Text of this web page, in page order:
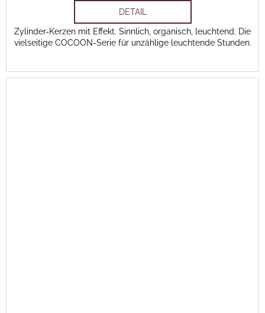
DETAIL
Zylinder-Kerzen mit Effekt. Sinnlich, organisch, leuchtend. Die
vielseitige COCOON-Serie für unzählige leuchtende Stunden.